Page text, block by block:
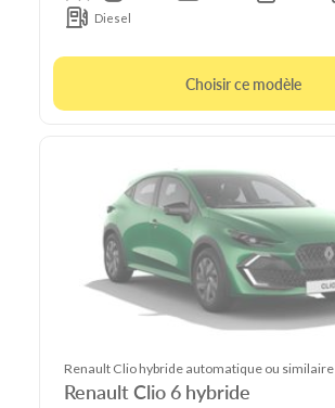
Diesel
Choisir ce modèle
Renault Clio hybride automatique ou similaire
Renault Clio 6 hybride